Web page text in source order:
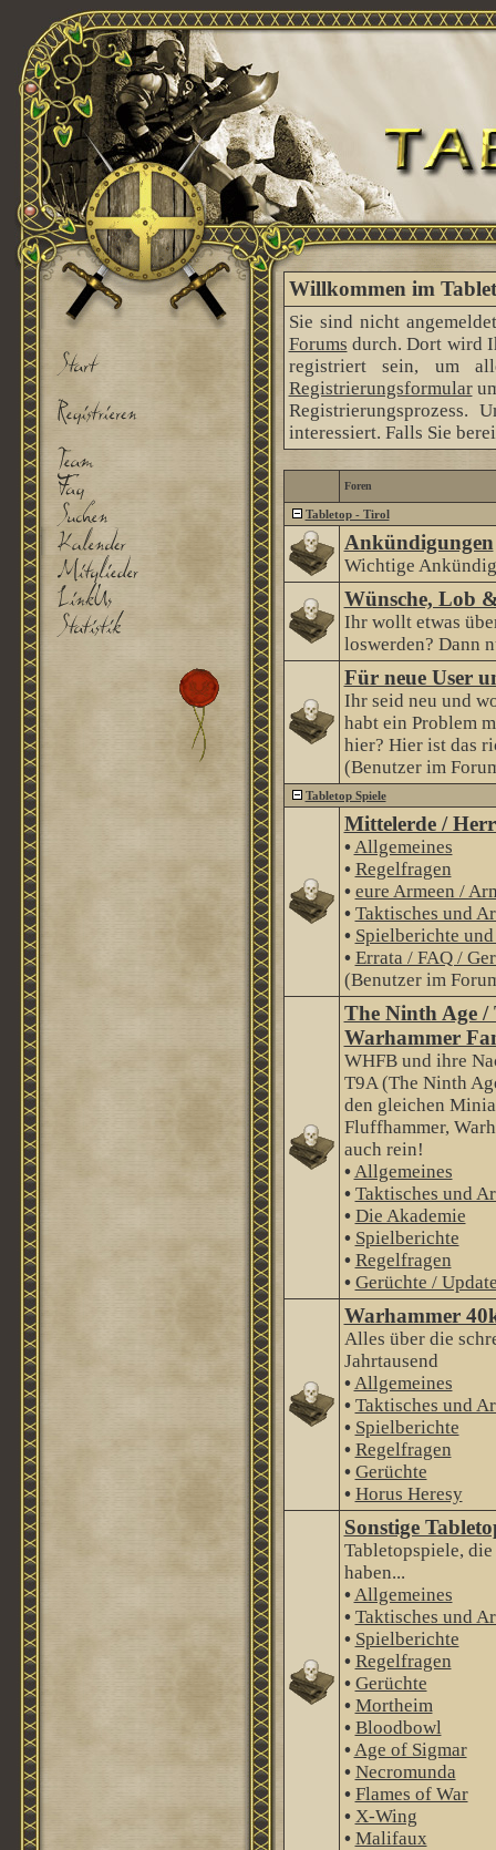
Willkommen im
Sie sind nicht
Forums durch. Dort wird
registriert sein, um
Registrierungsformular
Registrierungsprozess.
interessiert. Falls Sie
Foren
Tabletop - Tirol
Ankündigungen
Wichtige
Wünsche, Lob
Ihr wollt etwas
loswerden? Dann
Für neue User
Ihr seid neu und
habt ein Problem
hier? Hier ist das
(Benutzer im
Tabletop Spiele
Mittelerde /
•Allgemeines
• Regelfragen
• eure Armeen /
• Taktisches und
• Spielberichte
• Errata / FAQ /
(Benutzer im
The Ninth Age
Warhammer
WHFB und ihre
T9A (The Ninth
den gleichen
Fluffhammer,
auch rein!
•Allgemeines
• Taktisches und
• Die Akademie
• Spielberichte
• Regelfragen
• Gerüchte /
Warhammer
Alles über die
Jahrtausend
•Allgemeines
• Taktisches und
• Spielberichte
• Regelfragen
• Gerüchte
• Horus Heresy
Sonstige
Tabletopspiele,
haben...
•Allgemeines
• Taktisches und
• Spielberichte
• Regelfragen
• Gerüchte
• Mortheim
• Bloodbowl
•Age of Sigmar
• Necromunda
• Flames of War
• X-Wing
• Malifaux